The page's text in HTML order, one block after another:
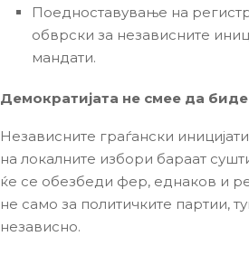
Поедноставување на
обврски за независните
мандати.
Демократијата не смее да
Независните граѓански
на локалните избори бараат
ќе се обезбеди фер, еднаков и
не само за политичките партии,
независно.